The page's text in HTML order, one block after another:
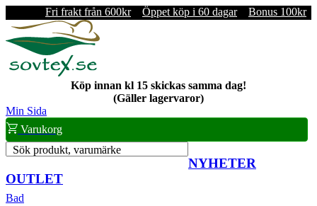
Fri frakt från 600kr Öppet köp i 60 dagar Bonus 100kr
Köp innan kl 15 skickas samma dag!
(Gäller lagervaror)
Min Sida
Varukorg
Sök produkt, varumärke
NYHETER
OUTLET
Bad